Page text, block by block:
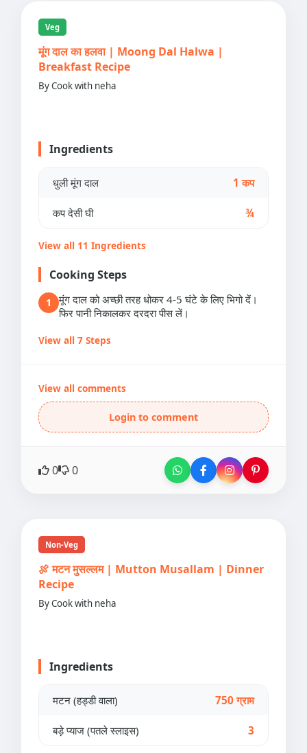
Veg
मूंग दाल का हलवा | Moong Dal Halwa |
Breakfast Recipe
By Cook with neha
Ingredients
धुली मूंग दाल 1 कप
कप देसी घी ¾
View all 11 Ingredients
Cooking Steps
1
मूंग दाल को अच्छी तरह धोकर 4-5 घंटे के लिए भिगो दें।
फिर पानी निकालकर दरदरा पीस लें।
View all 7 Steps
View all comments
Login to comment
0 0
Non-Veg
🍖 मटन मुसल्लम | Mutton Musallam | Dinner
Recipe
By Cook with neha
Ingredients
मटन (हड्डी वाला) 750 ग्राम
बड़े प्याज (पतले स्लाइस) 3